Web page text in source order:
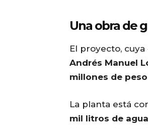
Una obra de
El proyecto,
Andrés Manuel
millones de
La planta está
mil litros de